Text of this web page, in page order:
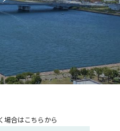
場合はこちらから